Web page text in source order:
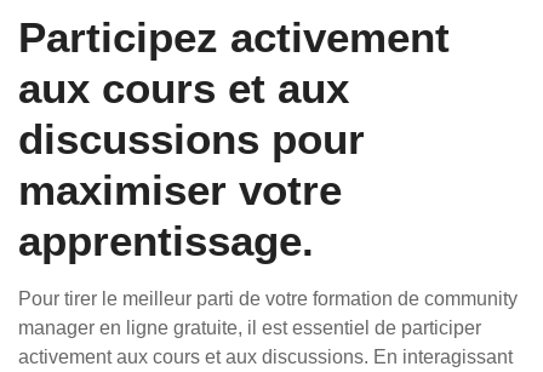
Participez activement
aux cours et aux
discussions pour
maximiser votre
apprentissage.
Pour tirer le meilleur parti de votre formation de community
manager en ligne gratuite, il est essentiel de participer
activement aux cours et aux discussions. En interagissant